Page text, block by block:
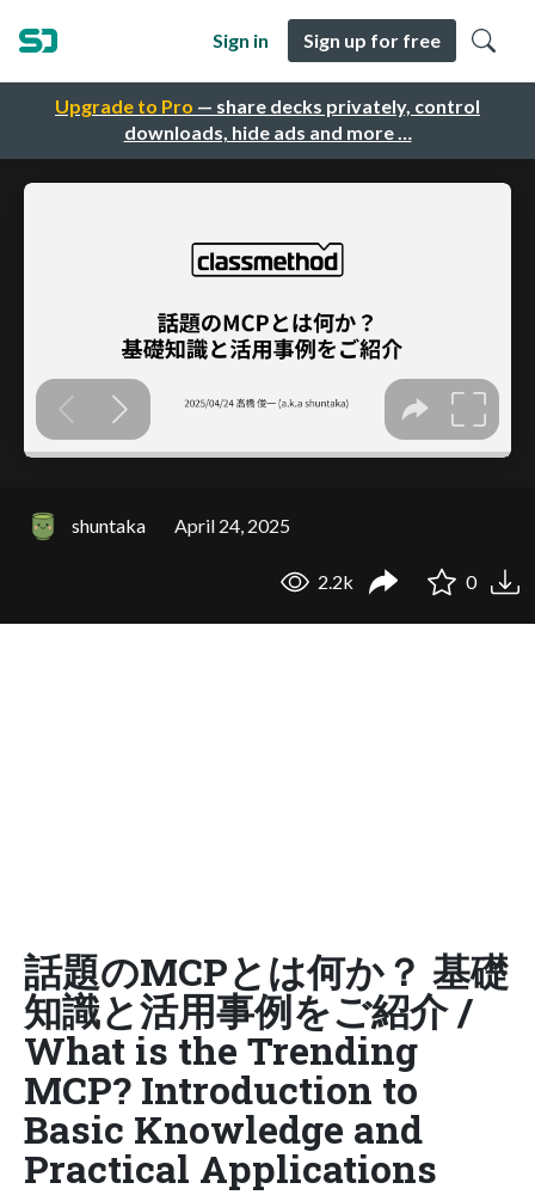
Upgrade to Pro — share decks privately, control
downloads, hide ads and more …
Sign in Sign up for free
shuntaka April 24, 2025
2.2k 0
話題のMCPとは何か？ 基礎
知識と活用事例をご紹介 /
What is the Trending
MCP? Introduction to
Basic Knowledge and
Practical Applications